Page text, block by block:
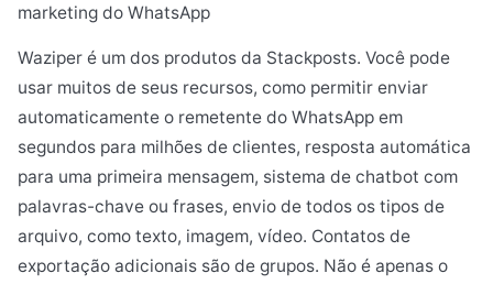
marketing do WhatsApp
Waziper é um dos produtos da Stackposts. Você pode
usar muitos de seus recursos, como permitir enviar
automaticamente o remetente do WhatsApp em
segundos para milhões de clientes, resposta automática
para uma primeira mensagem, sistema de chatbot com
palavras-chave ou frases, envio de todos os tipos de
arquivo, como texto, imagem, vídeo. Contatos de
exportação adicionais são de grupos. Não é apenas o